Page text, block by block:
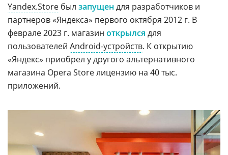
Yandex.Store был запущен для разработчиков и
партнеров «Яндекса» первого октября 2012 г. В
феврале 2023 г. магазин открылся для
пользователей Android-устройств. К открытию
«Яндекс» приобрел у другого альтернативного
магазина Opera Store лицензию на 40 тыс.
приложений.